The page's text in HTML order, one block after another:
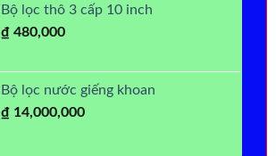
Bộ lọc thô 3 cấp 10 inch
₫480,000
Bộ lọc nước giếng khoan
₫14,000,000